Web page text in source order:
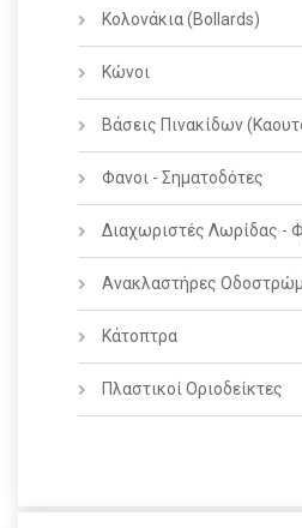
Κολονάκια (Bollards)
Κώνοι
Βάσεις Πινακίδων
Φανοι - Σηματοδότες
Διαχωριστές Λωρίδας -
Ανακλαστήρες
Κάτοπτρα
Πλαστικοί Οριοδείκτες